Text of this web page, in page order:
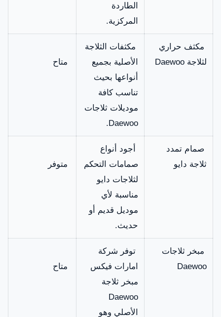
الطاردة
المركزية.
مكثف حراري
لثلاجة Daewoo
مكثفات الثلاجة
الأصلية بجميع
أنواعها بحيث
تناسب كافة
موديلات ثلاجات
Daewoo.
متاح
صمام تمدد
ثلاجة دايو
أجود أنواع
صمامات التحكم
لثلاجات دايو
مناسبة لأي
موديل قديم أو
حديث.
متوفر
مبخر ثلاجات
Daewoo
توفر شركة
امارات فيكس
مبخر ثلاجة
Daewoo
الأصلي وهو
متاح